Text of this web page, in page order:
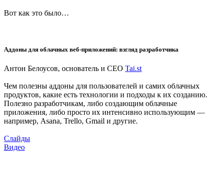
Вот как это было…
Аддоны для облачных веб-приложений: взгляд разработчика
Антон Белоусов, основатель и CEO Tai.st
Чем полезны аддоны для пользователей и самих облачных
продуктов, какие есть технологии и подходы к их созданию.
Полезно разработчикам, либо создающим облачные
приложения, либо просто их интенсивно использующим —
например, Asana, Trello, Gmail и другие.
Слайды
Видео